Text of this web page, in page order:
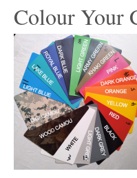
Colour Your